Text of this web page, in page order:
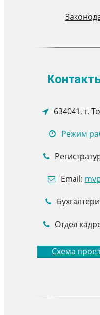
634041, г.
Режим
Email:
Отдел
Схема